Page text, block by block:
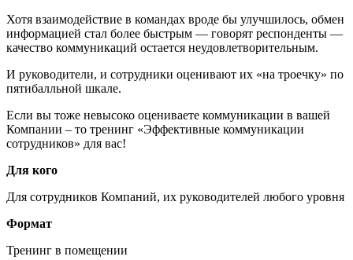
Хотя взаимодействие в командах вроде бы улучшилось, обмен
информацией стал более быстрым — говорят респонденты —
качество коммуникаций остается неудовлетворительным.
И руководители, и сотрудники оценивают их «на троечку» по
пятибалльной шкале.
Если вы тоже невысоко оцениваете коммуникации в вашей
Компании – то тренинг «Эффективные коммуникации
сотрудников» для вас!
Для кого
Для сотрудников Компаний, их руководителей любого уровня
Формат
Тренинг в помещении